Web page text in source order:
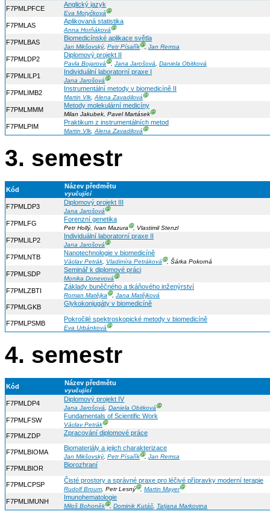
F7PMLPFCE
Anglický jazyk
Eva MotyčkováⒼ
F7PMLAS
Aplikovaná statistika
Anna HorňákováⒼ
F7PMLBAS
Biomedicínské aplikace světla
Jan Mikšovský, Petr PísaříkⒼ, Jan Remsa
F7PMLDP2
Diplomový projekt II
Pavla BojarováⒼ, Jana Jarošová, Daniela Obitková
F7PMLILP1
Individuální laboratorní praxe I
Jana JarošováⒼ
F7PMLIMB2
Instrumentální metody v biomedicíně II
Martin Vlk,Alena ZavadilováⒼ
F7PMLMMM
Metody molekulární medicíny
Milan Jakubek, Pavel MartásekⒼ
F7PMLPIM
Praktikum z instrumentálních metod
Martin Vlk,Alena ZavadilováⒼ
3. semestr
Kód Název předmětu
vyučující
F7PMLDP3
Diplomový projekt III
Jana JarošováⒼ
F7PMLFG
Forenzní genetika
Petr Hollý, Ivan MazuraⒼ, Vlastimil Stenzl
F7PMLILP2
Individuální laboratorní praxe II
Jana JarošováⒼ
F7PMLNTB
Nanotechnologie v biomedicíně
Václav Petrák, Vladimíra PetrákováⒼ, Šárka Pokorná
F7PMLSDP
Seminář k diplomové práci
Monika DonevováⒼ
F7PMLZBTI
Základy buněčného a tkáňového inženýrství
Roman MatějkaⒼ, Jana Matějková
F7PMLGKB Glykokonjugáty v biomedicíně
F7PMLPSMB
Pokročilé spektroskopické metody v biomedicíně
Eva UrbánkováⒼ
4. semestr
Kód Název předmětu
vyučující
F7PMLDP4
Diplomový projekt IV
Jana Jarošová, Daniela ObitkováⒼ
F7PMLFSW
Fundamentals of Scientific Work
Václav PetrákⒼ
F7PMLZDP Zpracování diplomové práce
F7PMLBIOMA
Biomateriály a jejich charakterizace
Jan Mikšovský, Petr PísaříkⒼ, Jan Remsa
F7PMLBIOR Biorozhraní
F7PMLCPSP
Čisté prostory a správné praxe pro léčivé přípravky moderní terapie
Rudolf Broum, Petr LesnýⒼ, Martin MayerⒼ
F7PMLIMUNH
Imunohematologie
Miloš BohoněkⒼ, Dominik Kutáč, Tatjana Markovina